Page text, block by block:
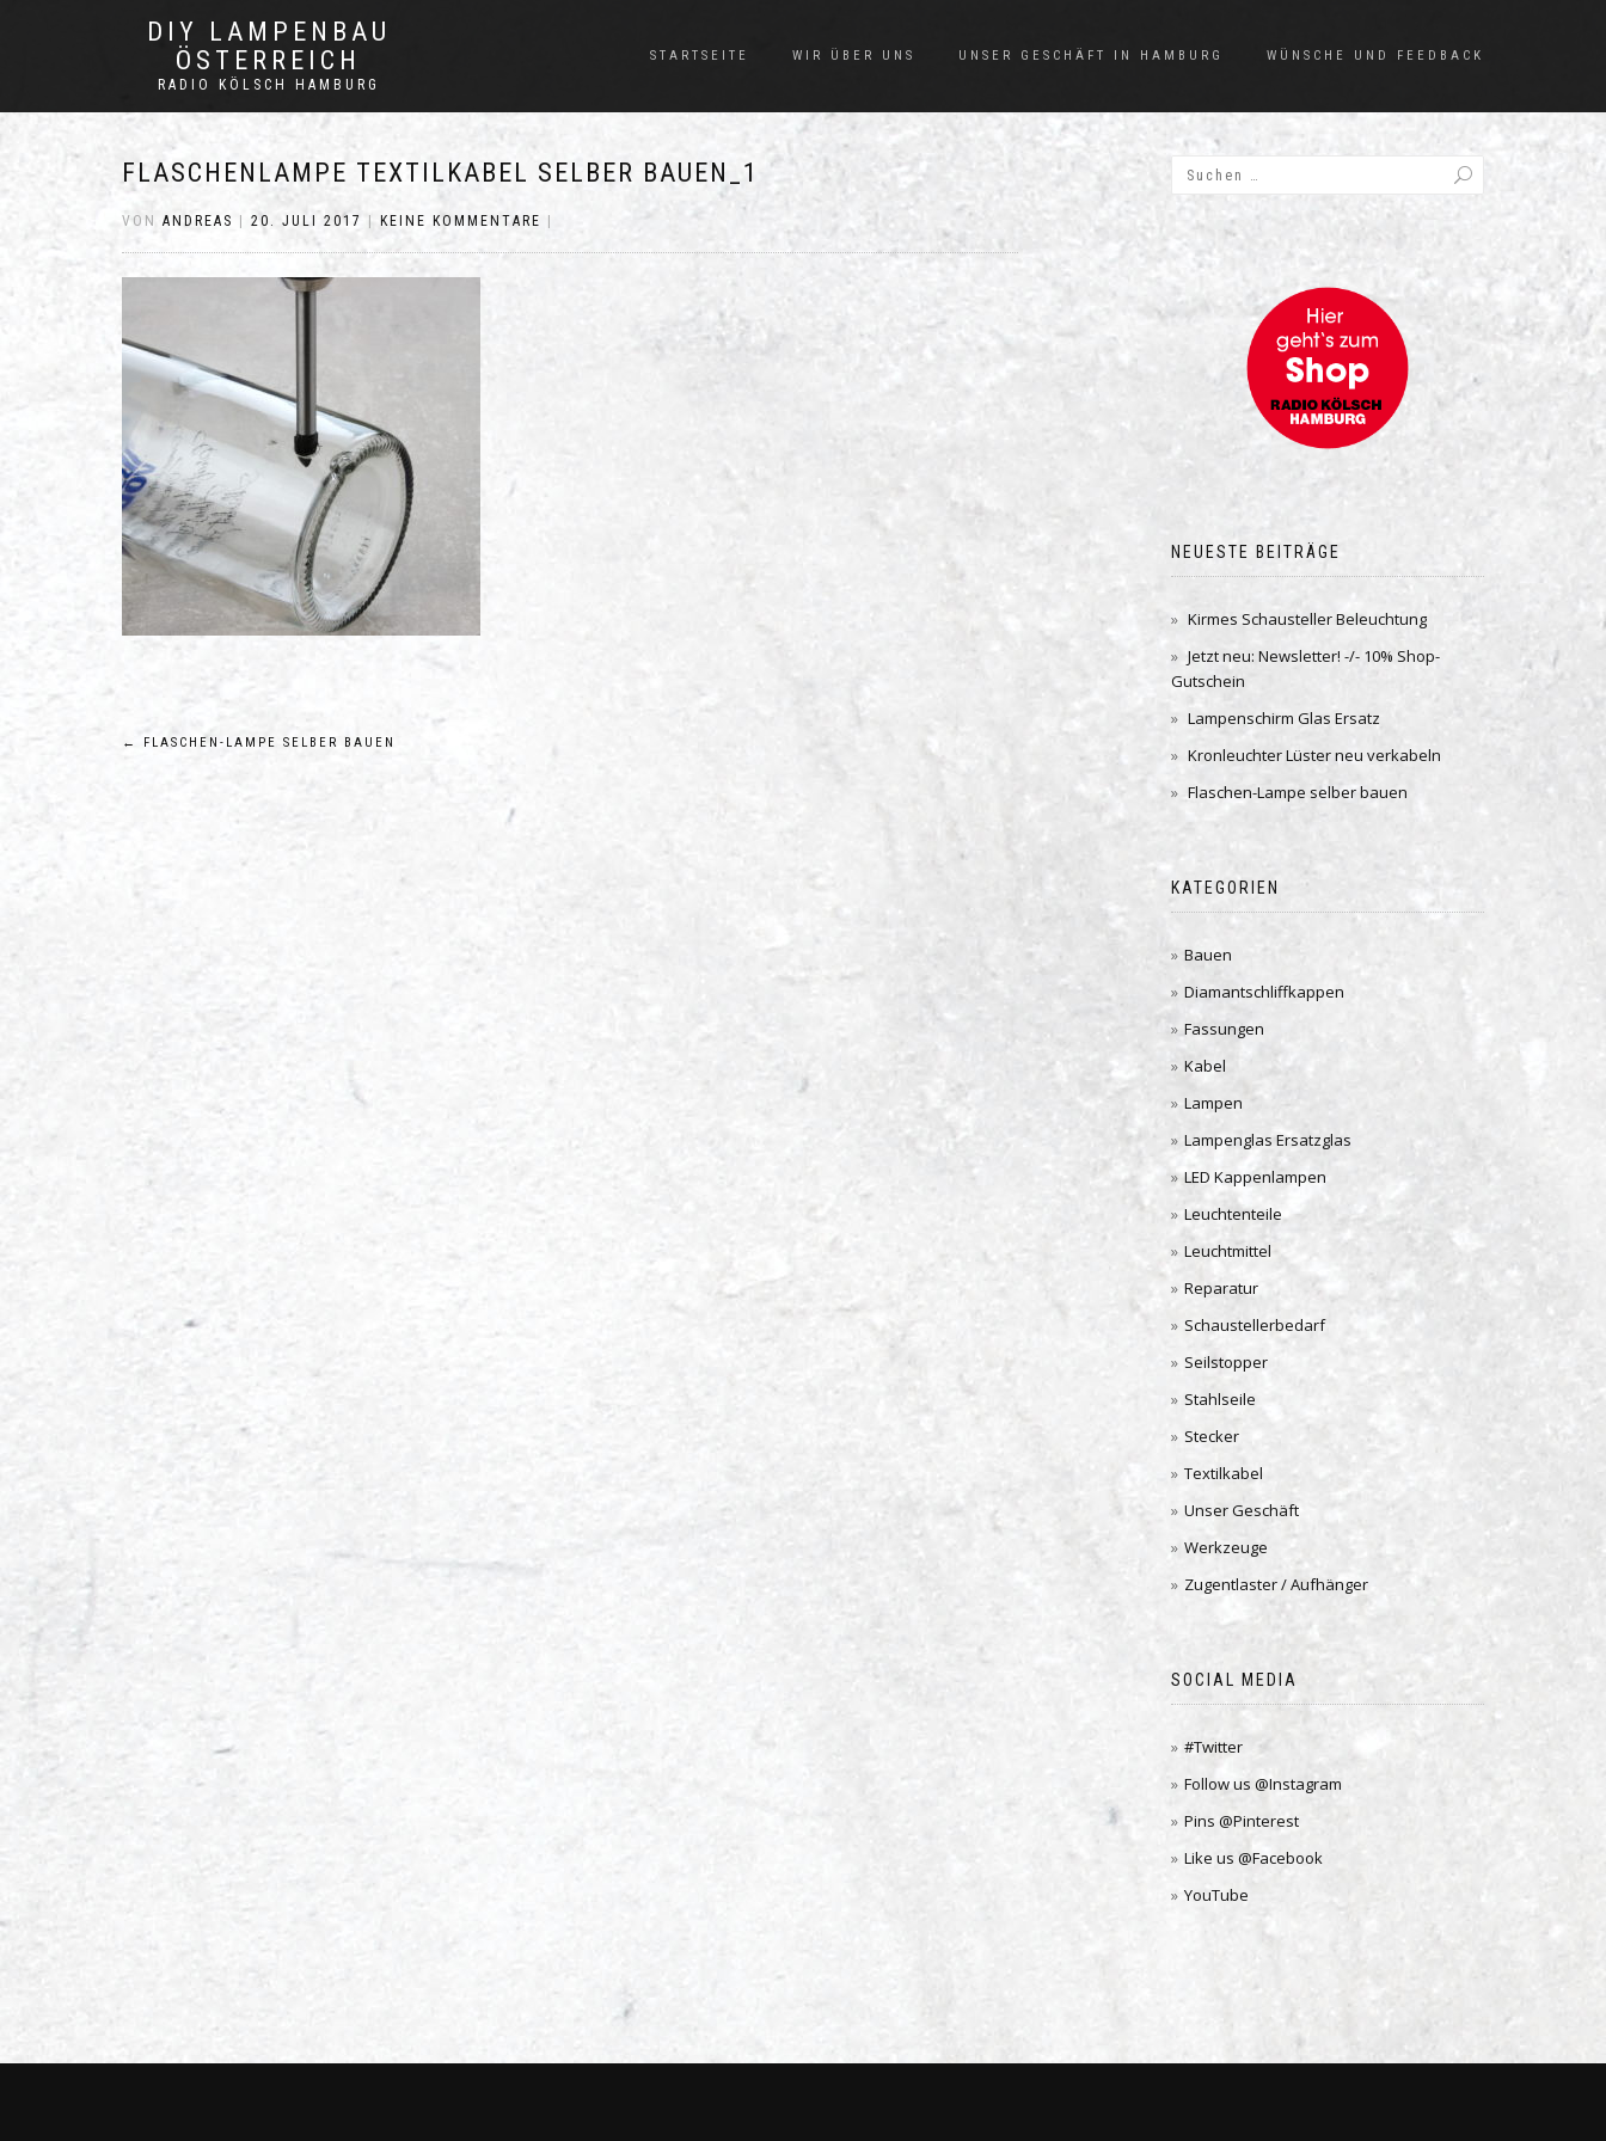
DIY LAMPENBAU
ÖSTERREICH
RADIO KÖLSCH HAMBURG
STARTSEITE WIR ÜBER UNS UNSER GESCHÄFT IN HAMBURG WÜNSCHE UND FEEDBACK
FLASCHENLAMPE TEXTILKABEL SELBER BAUEN_1
VON ANDREAS 20. JULI 2017 KEINE KOMMENTARE
Beitragsnavigation
← FLASCHEN-LAMPE SELBER BAUEN
NEUESTE BEITRÄGE
Kirmes Schausteller Beleuchtung
Jetzt neu: Newsletter! -/- 10% Shop-
Gutschein
Lampenschirm Glas Ersatz
Kronleuchter Lüster neu verkabeln
Flaschen-Lampe selber bauen
KATEGORIEN
Bauen
Diamantschliffkappen
Fassungen
Kabel
Lampen
Lampenglas Ersatzglas
LED Kappenlampen
Leuchtenteile
Leuchtmittel
Reparatur
Schaustellerbedarf
Seilstopper
Stahlseile
Stecker
Textilkabel
Unser Geschäft
Werkzeuge
Zugentlaster / Aufhänger
SOCIAL MEDIA
#Twitter
Follow us @Instagram
Pins @Pinterest
Like us @Facebook
YouTube